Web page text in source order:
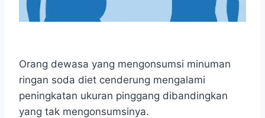
Orang dewasa yang mengonsumsi minuman
ringan soda diet cenderung mengalami
peningkatan ukuran pinggang dibandingkan
yang tak mengonsumsinya.